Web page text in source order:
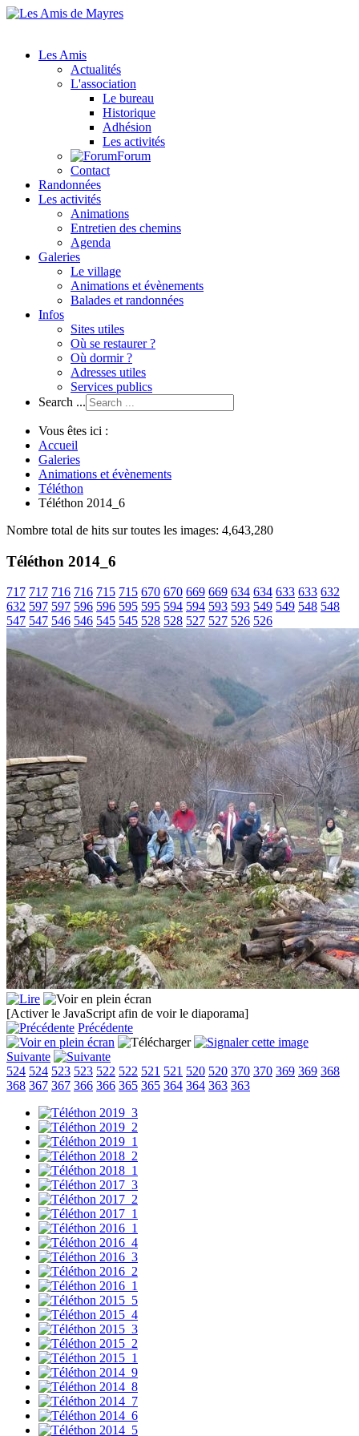
Les Amis
Actualités
L'association
Le bureau
Historique
Adhésion
Les activités
Forum
Contact
Randonnées
Les activités
Animations
Entretien des chemins
Agenda
Galeries
Le village
Animations et évènements
Balades et randonnées
Infos
Sites utiles
Où se restaurer ?
Où dormir ?
Adresses utiles
Services publics
Search ...
Vous êtes ici :
Accueil
Galeries
Animations et évènements
Téléthon
Téléthon 2014_6
Nombre total de hits sur toutes les images: 4,643,280
Téléthon 2014_6
717 717 716 716 715 715 670 670 669 669 634 634 633 633 632
632 597 597 596 596 595 595 594 594 593 593 549 549 548 548
547 547 546 546 545 545 528 528 527 527 526 526
[Activer le JavaScript afin de voir le diaporama]
Précédente
Suivante
524 524 523 523 522 522 521 521 520 520 370 370 369 369 368
368 367 367 366 366 365 365 364 364 363 363